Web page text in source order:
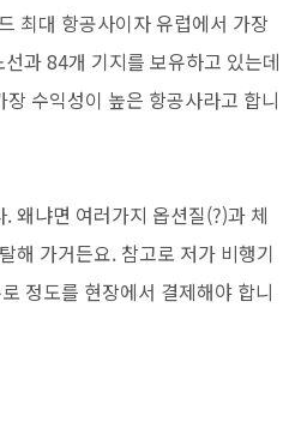
최대 항공사이자 유럽에서 가장
과 84개 기지를 보유하고 있는데
수익성이 높은 항공사라고 합니
왜냐면 여러가지 옵션질(?)과 체
해 가거든요. 참고로 저가 비행기
정도를 현장에서 결제해야 합니